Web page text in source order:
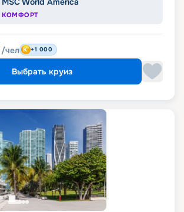
КОМФОРТ
/чел +1 000
Выбрать круиз